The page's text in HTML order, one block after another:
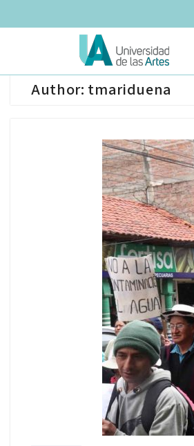
Author: tmariduena